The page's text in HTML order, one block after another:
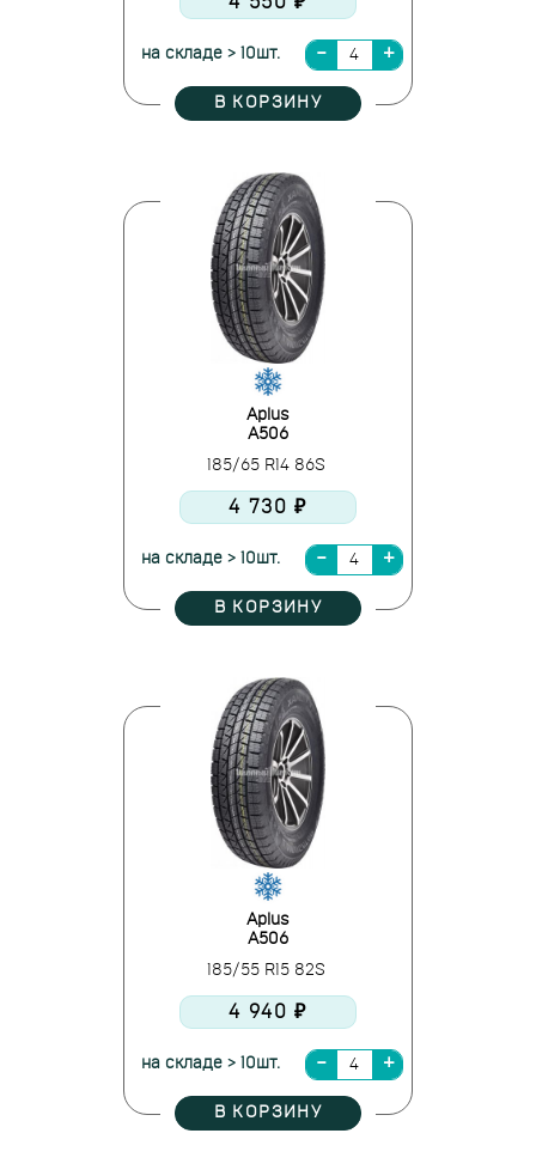
на складе > 10шт.
В КОРЗИНУ
Aplus
A506
185/65 R14 86S
4 730 ₽
на складе > 10шт.
В КОРЗИНУ
Aplus
A506
185/55 R15 82S
4 940 ₽
на складе > 10шт.
В КОРЗИНУ